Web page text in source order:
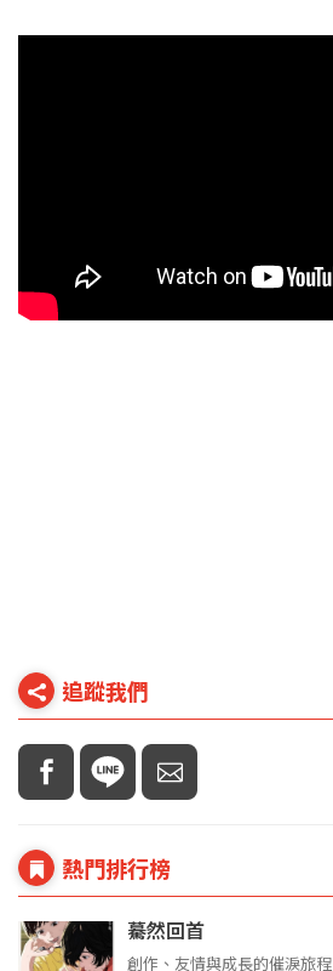
追蹤我們
熱門排行榜
驀然回首
創作、友情與成長的催淚旅程